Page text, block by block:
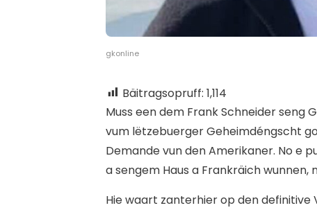
gkonline
Bäitragsopruff: 1,114
Muss een dem Frank Schneider seng
vum lëtzebuerger Geheimdéngscht
Demande vun den Amerikaner. No e
a sengem Haus a Frankräich wunnen,
Hie waart zanterhier op den definitive